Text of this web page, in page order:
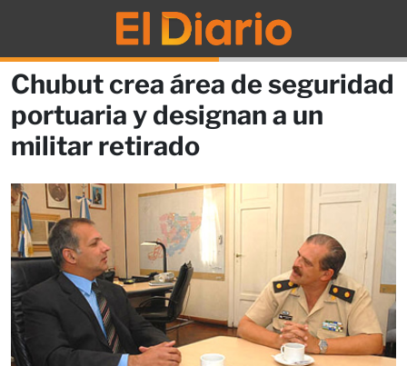
Chubut crea área de seguridad
portuaria y designan a un
militar retirado